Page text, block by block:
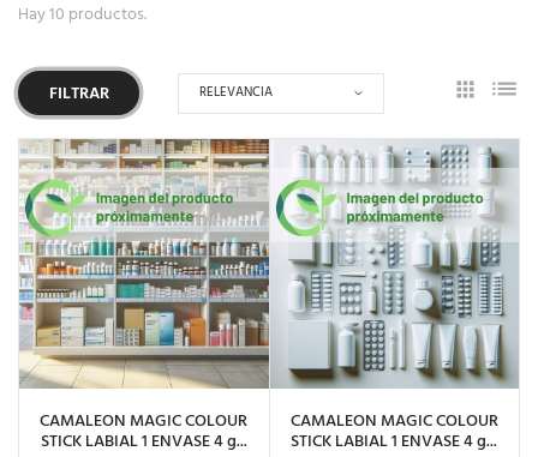
Hay 10 productos.
FILTRAR RELEVANCIA
CAMALEON MAGIC COLOUR
STICK LABIAL 1 ENVASE 4 g...
CAMALEON MAGIC COLOUR
STICK LABIAL 1 ENVASE 4 g...